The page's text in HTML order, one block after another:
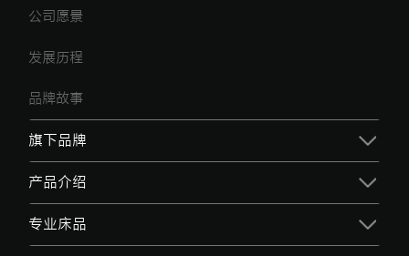
公司愿景
发展历程
品牌故事
旗下品牌
产品介绍
专业床品